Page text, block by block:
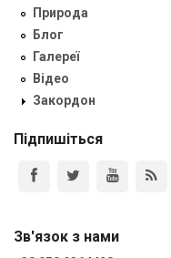
Природа
Блог
Галереї
Відео
Закордон
Підпишіться
Зв'язок з нами